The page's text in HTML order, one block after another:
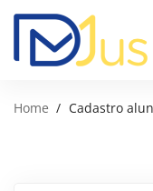
Home Cadastro